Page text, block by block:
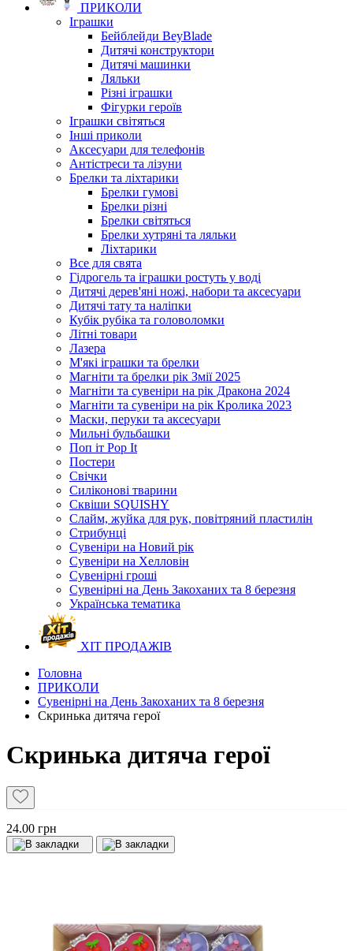
ПРИКОЛИ
Іграшки
Бейблейди BeyBlade
Дитячі конструктори
Дитячі машинки
Ляльки
Різні іграшки
Фігурки героїв
Іграшки світяться
Інші приколи
Аксесуари для телефонів
Антістреси та лізуни
Брелки та ліхтарики
Брелки гумові
Брелки різні
Брелки світяться
Брелки хутряні та ляльки
Ліхтарики
Все для свята
Гідрогель та іграшки ростуть у воді
Дитячі дерев'яні ножі, набори та аксесуари
Дитячі тату та наліпки
Кубік рубіка та головоломки
Літні товари
Лазера
М'які іграшки та брелки
Магніти та брелки рік Змії 2025
Магніти та сувеніри на рік Дракона 2024
Магніти та сувеніри на рік Кролика 2023
Маски, перуки та аксесуари
Мильні бульбашки
Поп іт Pop It
Постери
Свічки
Силіконові тварини
Сквіши SQUISHY
Слайм, жуйка для рук, повітряний пластилін
Стрибунці
Сувеніри на Новий рік
Сувеніри на Хелловін
Сувенірні гроші
Сувенірні на День Закоханих та 8 березня
Українська тематика
ХІТ ПРОДАЖІВ
Головна
ПРИКОЛИ
Сувенірні на День Закоханих та 8 березня
Скринька дитяча герої
Скринька дитяча герої
24.00 грн